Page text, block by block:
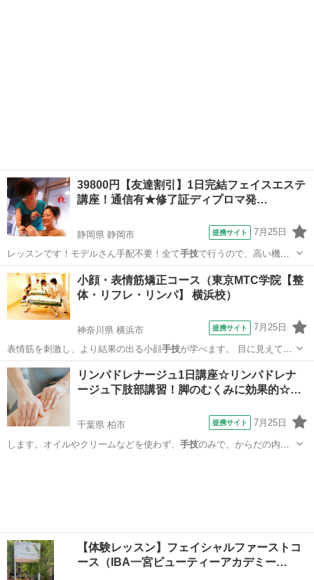
39800円【友達割引】1日完結フェイスエステ
講座！通信有★修了証ディプロマ発…
静岡県 静岡市 提携サイト 7月25日
レッスンです！モデルさん手配不要！全て手技で行うので、高い機械
を購入する必要は一…
静岡 静岡市 エステ
小顔・表情筋矯正コース（東京MTC学院【整
体・リフレ・リンパ】 横浜校）
神奈川県 横浜市 提携サイト 7月25日
表情筋を刺激し、より結果の出る小顔手技が学べます。 目に見えて差
が出る「リフ…
神奈川 横浜市 マッサージ
リンパドレナージュ1日講座☆リンパドレナ
ージュ下肢部講習！脚のむくみに効果的☆…
千葉県 柏市 提携サイト 7月25日
します。オイルやクリームなどを使わず、 手技のみで、からだの内側
【体験レッスン】フェイシャルファーストコ
ース（IBA一宮ビューティーアカデミー…